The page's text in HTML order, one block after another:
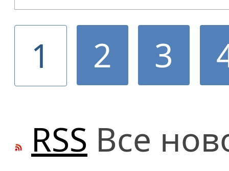
1 2 3
RSS Все